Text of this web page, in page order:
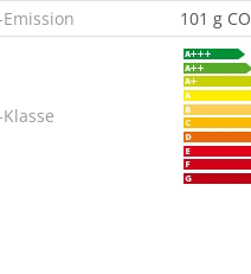
101 g CO